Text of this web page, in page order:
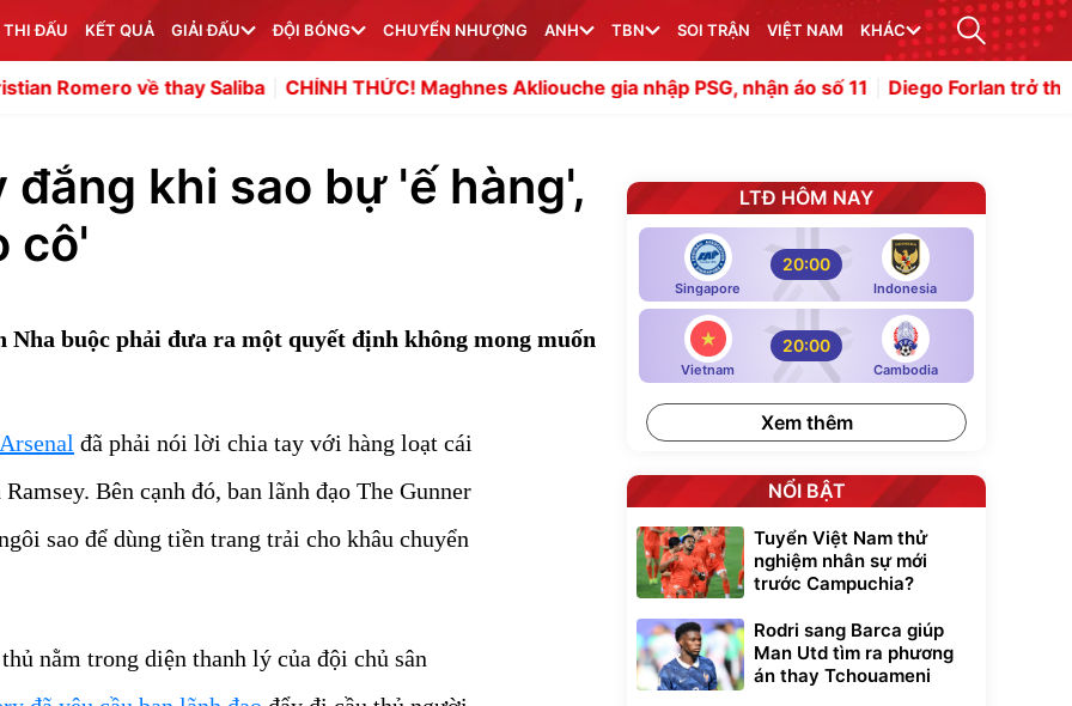
THI ĐẤU KẾT QUẢ GIẢI ĐẤU ĐỘI BÓNG CHUYỂN NHƯỢNG ANH TBN SOI TRẬN VIỆT NAM KHÁC
Saliba CHÍNH THỨC! Maghnes Akliouche gia nhập PSG, nhận áo số 11 Diego Forlan trở thành tân HLV
khi sao bự 'ế hàng',
cô'
Nha buộc phải đưa ra một quyết định không mong muốn
Arsenal đã phải nói lời chia tay với hàng loạt cái
Bên cạnh đó, ban lãnh đạo The Gunner
sao để dùng tiền trang trải cho khâu chuyển
nằm trong diện thanh lý của đội chủ sân
LTĐ HÔM NAY
Singapore
20:00
Indonesia
Vietnam
20:00
Cambodia
Xem thêm
NỔI BẬT
Tuyển Việt Nam thử
nghiệm nhân sự mới
trước Campuchia?
Rodri sang Barca giúp
Man Utd tìm ra phương
án thay Tchouameni